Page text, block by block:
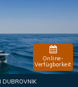
Online-
Verfügbarkeit
DUBROVNIK